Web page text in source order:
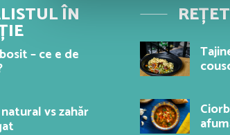
ÎN
– ce e de
vs zahăr